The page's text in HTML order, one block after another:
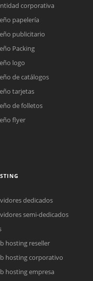
electrónico con el enlace a
online.
a la brevedad.
Complete el formulario
sus datos personales.
corporativa
papelería
publicitario
Packing
logo
de catálogos
tarjetas
de folletos
flyer
dedicados
semi-dedicados
hosting reseller
hosting corporativo
hosting empresa